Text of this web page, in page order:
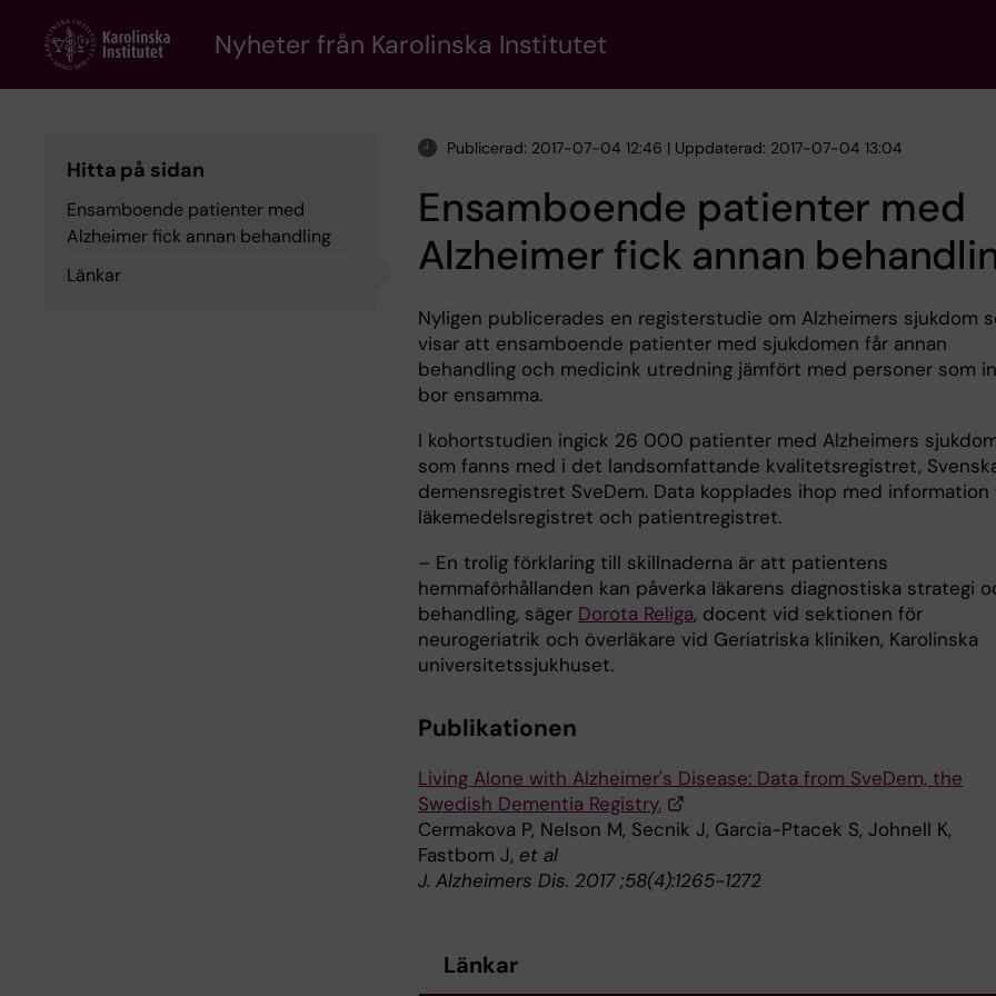
content
Nyheter från Karolinska Institutet
Hitta på sidan
Ensamboende patienter med
Alzheimer fick annan behandling
Länkar
Publicerad: 2017-07-04 12:46 | Uppdaterad: 2017-07-04 13:04
Ensamboende patienter med
Alzheimer fick annan
Nyligen publicerades en registerstudie om Alzheimers sjukdom
visar att ensamboende patienter med sjukdomen får annan
behandling och medicink utredning jämfört med personer som
bor ensamma.
I kohortstudien ingick 26 000 patienter med Alzheimers
som fanns med i det landsomfattande kvalitetsregistret,
demensregistret SveDem. Data kopplades ihop med information
läkemedelsregistret och patientregistret.
– En trolig förklaring till skillnaderna är att patientens
hemmaförhållanden kan påverka läkarens diagnostiska strategi
behandling, säger Dorota Religa, docent vid sektionen för
neurogeriatrik och överläkare vid Geriatriska kliniken, Karolinska
universitetssjukhuset.
Publikationen
Living Alone with Alzheimer's Disease: Data from SveDem, the
Swedish Dementia Registry.
Cermakova P, Nelson M, Secnik J, Garcia-Ptacek S, Johnell K,
Fastbom J, et al
J. Alzheimers Dis. 2017 ;58(4):1265-1272
Länkar